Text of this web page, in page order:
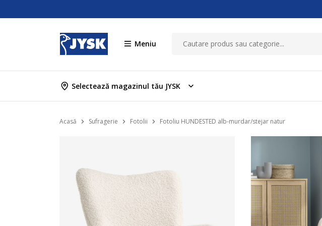
Meniu
Selectează magazinul tău JYSK
Acasă Sufragerie Fotolii Fotoliu HUNDESTED alb-murdar/stejar natur